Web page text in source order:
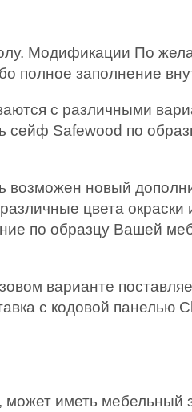
Модификации По
полное заполнение
c различными
сейф Safewood по
новый
цвета
по образцу Вашей
варианте
с кодовой панелью
иметь мебельный